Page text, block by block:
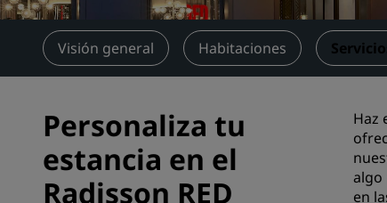
Visión general Habitaciones
Personaliza tu
estancia en el
Radisson RED
Haz
algo
en